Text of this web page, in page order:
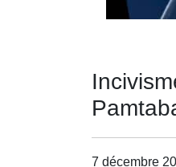
7 décembre